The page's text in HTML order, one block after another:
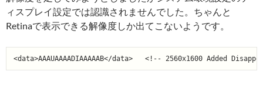
ィスプレイ設定では認識されませんでした。ちゃんと
Retinaで表示できる解像度しか出てこないようです。